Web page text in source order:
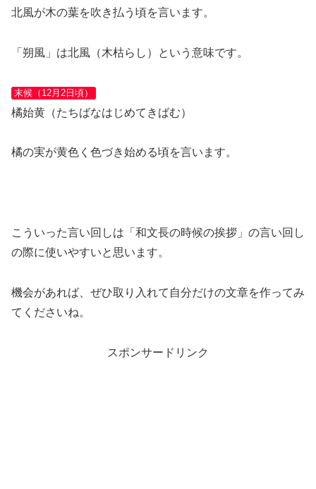
北風が木の葉を吹き払う頃を言います。
「朔風」は北風（木枯らし）という意味です。
末候（12月2日頃）
橘始黄（たちばなはじめてきばむ）
橘の実が黄色く色づき始める頃を言います。
こういった言い回しは「和文長の時候の挨拶」の言い回し
の際に使いやすいと思います。
機会があれば、ぜひ取り入れて自分だけの文章を作ってみ
てくださいね。
スポンサードリンク